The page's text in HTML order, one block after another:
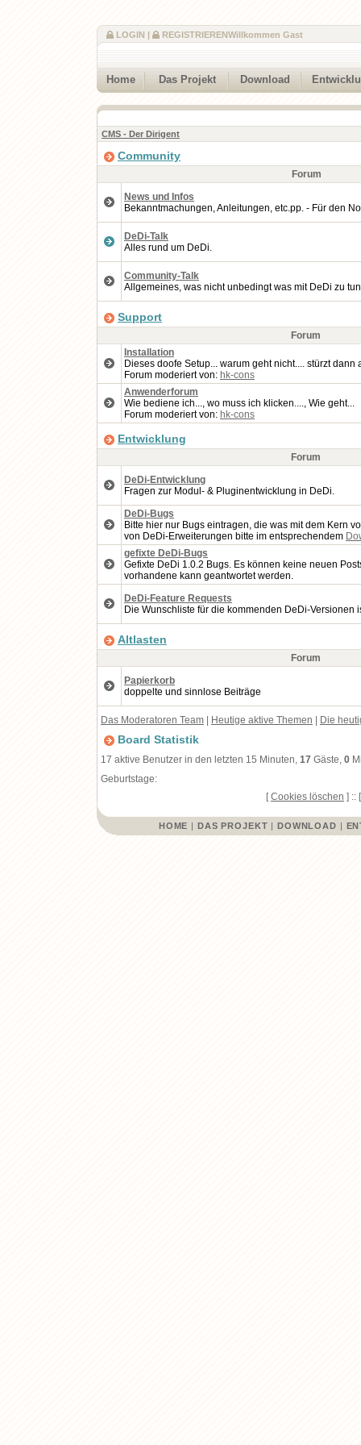
Willkommen Gast
LOGIN | REGISTRIEREN
Home Das Projekt Download
CMS - Der Dirigent
Community
Forum
News und Infos
Bekanntmachungen, Anleitungen, etc.pp. - Für den
DeDi-Talk
Alles rund um DeDi.
Community-Talk
Allgemeines, was nicht unbedingt was mit DeDi zu
Support
Forum
Installation
Dieses doofe Setup... warum geht nicht.... stürzt dann
Forum moderiert von: hk-cons
Anwenderforum
Wie bediene ich..., wo muss ich klicken...., Wie geht...
Forum moderiert von: hk-cons
Entwicklung
Forum
DeDi-Entwicklung
Fragen zur Modul- & Pluginentwicklung in DeDi.
DeDi-Bugs
Bitte hier nur Bugs eintragen, die was mit dem Kern
von DeDi-Erweiterungen bitte im entsprechendem
gefixte DeDi-Bugs
Gefixte DeDi 1.0.2 Bugs. Es können keine neuen
vorhandene kann geantwortet werden.
DeDi-Feature Requests
Die Wunschliste für die kommenden DeDi-Versionen
Altlasten
Forum
Papierkorb
doppelte und sinnlose Beiträge
Das Moderatoren Team Heutige aktive Themen Die
Board Statistik
17 aktive Benutzer in den letzten 15 Minuten, 17 Gäste, 0
Geburtstage:
[Cookies löschen ] ::
HOME | DAS PROJEKT | DOWNLOAD |